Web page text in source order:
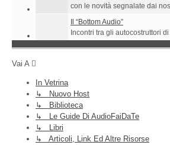
con le novità segnalate dai
Il “Bottom Audio”
Incontri tra gli autocostruttori
Vai A
In Vetrina
↳ Nuovo Host
↳ Biblioteca
↳ Le Guide Di AudioFaiDaTe
↳ Libri
↳ Articoli, Link Ed Altre Risorse